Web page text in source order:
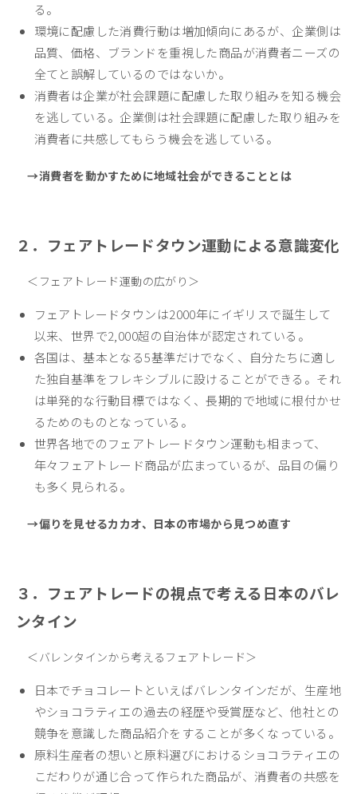
る。
環境に配慮した消費行動は増加傾向にあるが、企業側は
品質、価格、ブランドを重視した商品が消費者ニーズの
全てと誤解しているのではないか。
消費者は企業が社会課題に配慮した取り組みを知る機会
を逃している。企業側は社会課題に配慮した取り組みを
消費者に共感してもらう機会を逃している。
→消費者を動かすために地域社会ができることとは
２．フェアトレードタウン運動による意識変化
＜フェアトレード運動の広がり＞
フェアトレードタウンは2000年にイギリスで誕生して
以来、世界で2,000超の自治体が認定されている。
各国は、基本となる5基準だけでなく、自分たちに適し
た独自基準をフレキシブルに設けることができる。それ
は単発的な行動目標ではなく、長期的で地域に根付かせ
るためのもの となっている。
世界各地でのフェアトレードタウン運動も相まって、
年々フェアトレード商品が広まっているが、 品目の偏り
も多く見られる。
→偏りを見せるカカオ、日本の市場から見つめ直す
３．フェアトレードの視点で考える日本のバレ
ンタイン
＜バレンタインから考えるフェアトレード＞
日本でチョコレートといえばバレンタインだが、生産地
やショコラティエの過去の経歴や受賞歴など、他社との
競争を意識した商品紹介をすることが多くなっている。
原料生産者の想いと原料選びにおけるショコラティエの
こだわりが通じ合って作られた商品が、消費者の共感を